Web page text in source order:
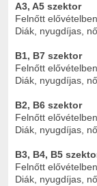
A3, A5 szektor
Felnőtt
Diák, nyugdíjas,
B1, B7 szektor
Felnőtt
Diák, nyugdíjas,
B2, B6 szektor
Felnőtt
Diák, nyugdíjas,
B3, B4, B5
Felnőtt
Diák, nyugdíjas,